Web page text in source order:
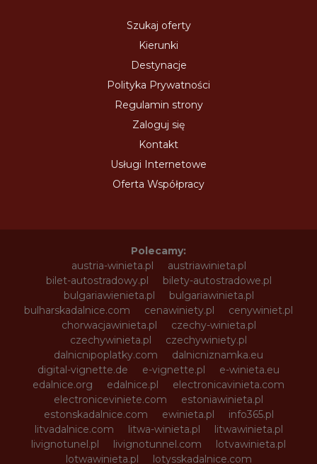
Szukaj oferty
Kierunki
Destynacje
Polityka Prywatności
Regulamin strony
Zaloguj się
Kontakt
Usługi Internetowe
Oferta Współpracy
Polecamy:
austria-winieta.pl
austriawinieta.pl
bilet-autostradowy.pl
bilety-autostradowe.pl
bulgariawienieta.pl
bulgariawinieta.pl
bulharskadalnice.com
cenawiniety.pl
cenywiniet.pl
chorwacjawinieta.pl
czechy-winieta.pl
czechywinieta.pl
czechywiniety.pl
dalnicnipoplatky.com
dalnicniznamka.eu
digital-vignette.de
e-vignette.pl
e-winieta.eu
edalnice.org
edalnice.pl
electronicavinieta.com
electroniceviniete.com
estoniawinieta.pl
estonskadalnice.com
ewinieta.pl
info365.pl
litvadalnice.com
litwa-winieta.pl
litwawinieta.pl
livignotunel.pl
livignotunnel.com
lotvawinieta.pl
lotwawinieta.pl
lotysskadalnice.com